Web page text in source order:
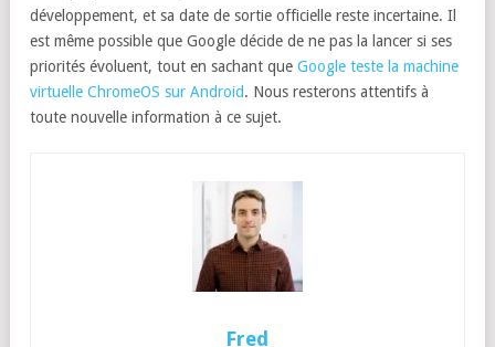
développement, et sa date de sortie officielle reste incertaine. Il
est même possible que Google décide de ne pas la lancer si ses
priorités évoluent, tout en sachant que Google teste la machine
virtuelle ChromeOS sur Android. Nous resterons attentifs à
toute nouvelle information à ce sujet.
Fred